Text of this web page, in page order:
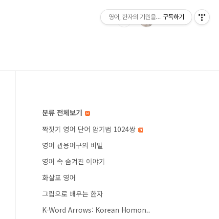
분류 전체보기
짝짓기 영어 단어 암기법 1024쌍
영어 관용어구의 비밀
영어 속 숨겨진 이야기
화살표 영어
그림으로 배우는 한자
K-Word Arrows: Korean Homon..
영어, 한자의 기원을 찾아서구독하기